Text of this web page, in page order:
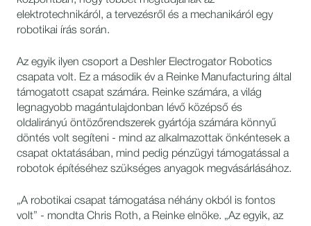
elektrotechnikáról, a tervezésről és a mechanikáról egy
robotikai írás során.
Az egyik ilyen csoport a Deshler Electrogator Robotics
csapata volt. Ez a második év a Reinke Manufacturing által
támogatott csapat számára. Reinke számára, a világ
legnagyobb magántulajdonban lévő középső és
oldalirányú öntözőrendszerek gyártója számára könnyű
döntés volt segíteni - mind az alkalmazottak önkéntesek a
csapat oktatásában, mind pedig pénzügyi támogatással a
robotok építéséhez szükséges anyagok megvásárlásához.
„A robotikai csapat támogatása néhány okból is fontos
volt” - mondta Chris Roth, a Reinke elnöke. „Az egyik, az